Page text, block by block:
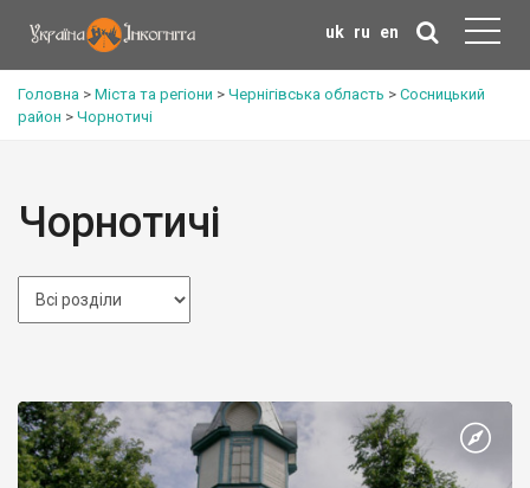
uk ru en
Головна > Міста та регіони > Чернігівська область > Сосницький
район > Чорнотичі
Чорнотичі